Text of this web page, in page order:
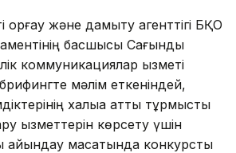
қорғау және дамыту агенттігі БҚО
басшысы Сағындық
коммуникациялар қызметі
мәлім еткеніндей,
халыққа қатты тұрмыстық
қызметтерін көрсету үшін
мақсатында конкурсты